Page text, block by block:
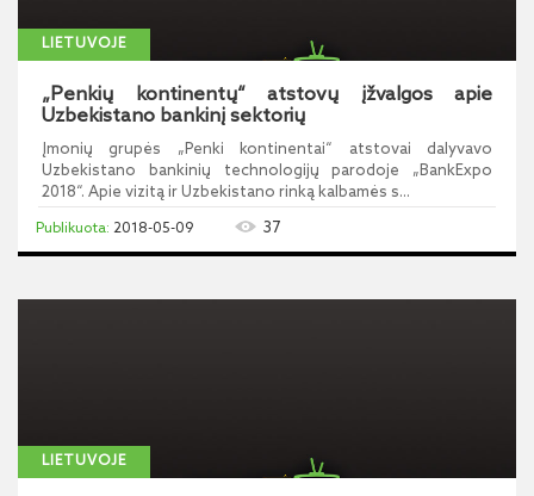
LIETUVOJE
„Penkių kontinentų“ atstovų įžvalgos apie
Uzbekistano bankinį sektorių
Įmonių grupės „Penki kontinentai“ atstovai dalyvavo
Uzbekistano bankinių technologijų parodoje „BankExpo
2018“. Apie vizitą ir Uzbekistano rinką kalbamės s...
2018-05-09 37
LIETUVOJE